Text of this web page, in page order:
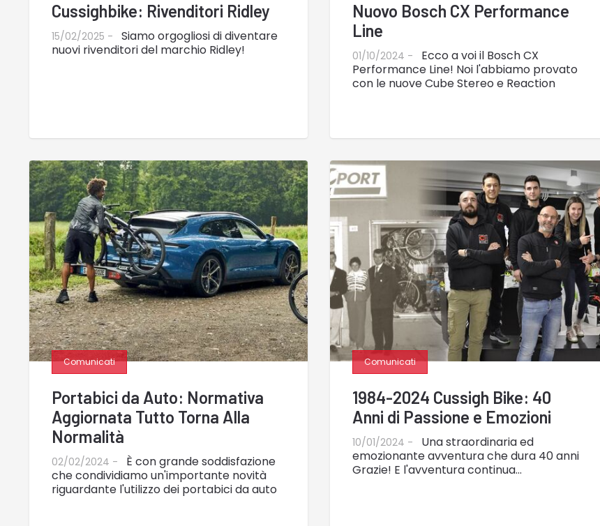
Cussighbike: Rivenditori Ridley
15/02/2025 -
Siamo orgogliosi di diventare
nuovi rivenditori del marchio Ridley!
Nuovo Bosch CX Performance
Line
01/10/2024 -
Ecco a voi il Bosch CX
Performance Line! Noi l'abbiamo provato
con le nuove Cube Stereo e Reaction
Comunicati
Portabici da Auto: Normativa
Aggiornata Tutto Torna Alla
Normalità
02/02/2024 -
È con grande soddisfazione
che condividiamo un'importante novità
riguardante l'utilizzo dei portabici da auto
Comunicati
1984-2024 Cussigh Bike: 40
Anni di Passione e Emozioni
10/01/2024 -
Una straordinaria ed
emozionante avventura che dura 40 anni
Grazie! E l'avventura continua...